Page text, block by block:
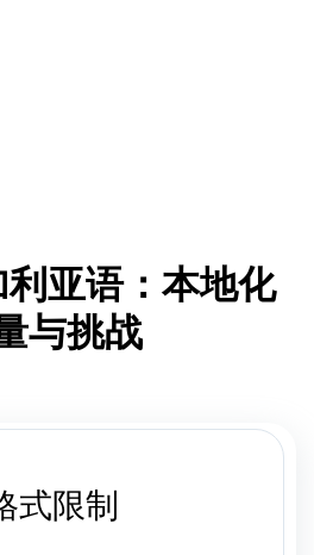
亚语：本地化
与挑战
式限制